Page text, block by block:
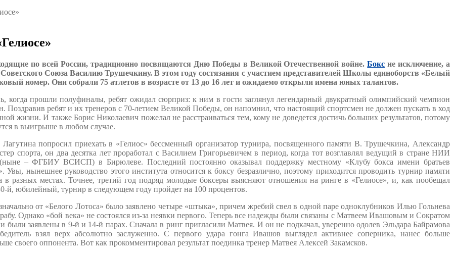
по всей России, традиционно посвящаются Дню Победы в Великой Отечественной войне.Бокс не исключение, а
Союза Василию Трушечкину. В этом году состязания с участием представителей Школы единоборств «Белый
номер. Они собрали 75 атлетов в возрасте от 13 до 16 лет и ожидаемо открыли имена юных талантов.
когда прошли полуфиналы, ребят ожидал сюрприз: к ним в гости заглянул легендарный двукратный олимпийский чемпион
Поздравив ребят и их тренеров с 70-летием Великой Победы, он напомнил, что настоящий спортсмен не должен пускать в ход
жизни. И также Борис Николаевич пожелал не расстраиваться тем, кому не доведется достичь больших результатов, потому
в выигрыше в любом случае.
Лагутина попросил приехать в «Гелиос» бессменный организатор турнира, посвященного памяти В. Трушечкина, Александр
спорта, он два десятка лет проработал с Василием Григорьевичем в период, когда тот возглавлял ведущий в стране НИИ
(ныне – ФГБИУ ВСИСП) в Бирюлеве. Последний постоянно оказывал поддержку местному «Клубу бокса имени братьев
Увы, нынешнее руководство этого института относится к боксу безразлично, поэтому приходится проводить турнир памяти
в разных местах. Точнее, третий год подряд молодые боксеры выясняют отношения на ринге в «Гелиосе», и, как пообещал
й, юбилейный, турнир в следующем году пройдет на 100 процентов.
от «Белого Лотоса» было заявлено четыре «штыка», причем жребий свел в одной паре одноклубников Илью Гольнева
Однако «бой века» не состоялся из-за неявки первого. Теперь все надежды были связаны с Матвеем Ивашовым и Сократом
были заявлены в 9-й и 14-й парах. Сначала в ринг пригласили Матвея. И он не подкачал, уверенно одолев Эльдара Байрамова
взял верх абсолютно заслуженно. С первого удара гонга Ивашов выглядел активнее соперника, нанес больше
своего оппонента. Вот как прокомментировал результат поединка тренер Матвея Алексей Закамсков.